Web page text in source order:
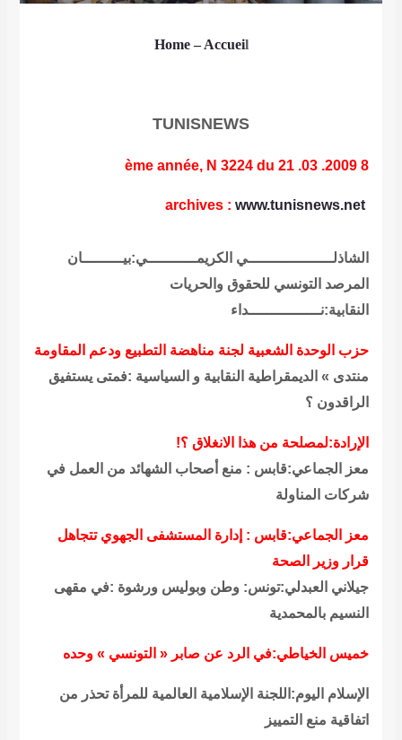
Home– Accueil
TUNISNEWS
8 ème année, N 3224 du 21 .03 .2009
archives : www.tunisnews.net
الشاذلـــــــــــــــــــي الكريمـــــــــــي:بيـــــــــان
المرصد التونسي للحقوق والحريات
النقابية:نــــــــــــــــداء
حزب الوحدة الشعبية لجنة مناهضة التطبيع ودعم المقاومة
منتدى » الديمقراطية النقابية و السياسية :فمتى يستفيق
الراقدون ؟
الإرادة:لمصلحة من هذا الانغلاق ؟!
معز الجماعي:قابس : منع أصحاب الشهائد من العمل في
شركات المناولة
معز الجماعي:قابس : إدارة المستشفى الجهوي تتجاهل
قرار وزير الصحة
جيلاني العبدلي:تونس: وطن وبوليس ورشوة :في مقهى
النسيم بالمحمدية
خميس الخياطي:في الرد عن صابر « التونسي » وحده
الإسلام اليوم:اللجنة الإسلامية العالمية للمرأة تحذر من
اتفاقية منع التمييز